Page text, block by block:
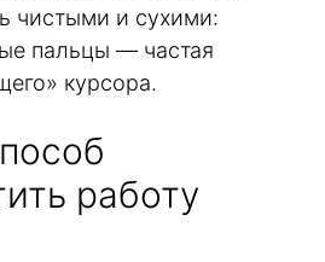
чистыми и сухими:
пальцы — частая
курсора.
работу